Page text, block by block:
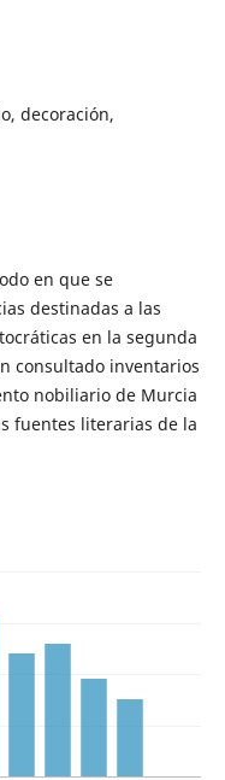
decoración,
en que se
destinadas a las
en la segunda
consultado inventarios
nobiliario de Murcia
fuentes literarias de la